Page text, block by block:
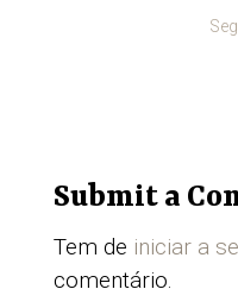
Submit a
Tem de iniciar a
comentário.